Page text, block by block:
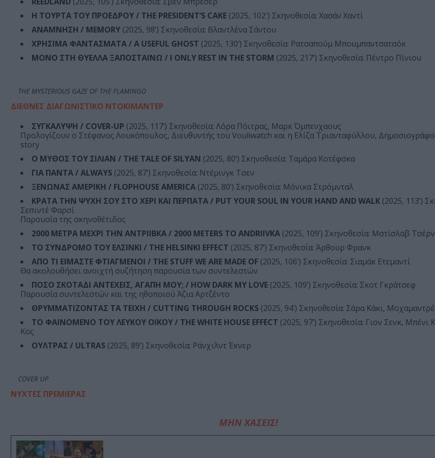
Η ΤΟΥΡΤΑ ΤΟΥ ΠΡΟΕΔΡΟΥ / THE PRESIDENT’S CAKE (2025, 102′) Σκηνοθεσία: Χασάν Χαντί
ΑΝΑΜΝΗΣΗ / MEMORY (2025, 98’) Σκηνοθεσία: Βλαντλένα Σάντου
ΧΡΗΣΙΜΑ ΦΑΝΤΑΣΜΑΤΑ / A USEFUL GHOST (2025, 130’) Σκηνοθεσία: Ρατσαπούμ Μπουμπαντσατσόκ
ΜΟΝΟ ΣΤΗ ΘΥΕΛΛΑ ΞΑΠΟΣΤΑΙΝΩ / I ONLY REST IN THE STORM (2025, 217’) Σκηνοθεσία: Πέντρο Πίνιου
THE MYSTERIOUS GAZE OF THE FLAMINGO
ΔΙΕΘΝΕΣ ΔΙΑΓΩΝΙΣΤΙΚΟ ΝΤΟΚΙΜΑΝΤΕΡ
ΣΥΓΚΑΛΥΨΗ / COVER-UP (2025, 117’) Σκηνοθεσία: Λόρα Πόιτρας, Μαρκ Όμπενχαους
Προλογίζουν ο Στέφανος Λουκόπουλος, Διευθυντής του Vouliwatch και η Ελίζα Τριανταφύλλου,
story
Ο ΜΥΘΟΣ ΤΟΥ ΣΙΛΙΑΝ / THE TALE OF SILYAN (2025, 80’) Σκηνοθεσία: Ταμάρα Κοτέφσκα
ΓΙΑ ΠΑΝΤΑ / ALWAYS (2025, 87’) Σκηνοθεσία: Ντέμινγκ Τσεν
ΞΕΝΩΝΑΣ ΑΜΕΡΙΚΗ / FLOPHOUSE AMERICA (2025, 80’) Σκηνοθεσία: Μόνικα Στρόμνταλ
ΚΡΑΤΑ ΤΗΝ ΨΥΧΗ ΣΟΥ ΣΤΟ ΧΕΡΙ ΚΑΙ ΠΕΡΠΑΤΑ / PUT YOUR SOUL IN YOUR HAND AND WALK (2025, 113’)
Σεπιντέ Φαρσί
Παρουσία της σκηνοθέτιδος
2000 ΜΕΤΡΑ ΜΕΧΡΙ ΤΗΝ ΑΝΤΡΙΙΒΚΑ / 2000 METERS TO ANDRIIVKA (2025, 109’) Σκηνοθεσία: Μστίσλαβ
ΤΟ ΣΥΝΔΡΟΜΟ ΤΟΥ ΕΛΣΙΝΚΙ / THE HELSINKI EFFECT (2025, 87’) Σκηνοθεσία: Άρθουρ Φρανκ
ΑΠΟ ΤΙ ΕΙΜΑΣΤΕ ΦΤΙΑΓΜΕΝΟΙ / THE STUFF WE ARE MADE OF (2025, 106’) Σκηνοθεσία: Σιαμάκ Ετεμαντί
Θα ακολουθήσει ανοιχτή συζήτηση παρουσία των συντελεστών
ΠΟΣΟ ΣΚΟΤΑΔΙ ΑΝΤΕΧΕΙΣ, ΑΓΑΠΗ ΜΟΥ; / HOW DARK MY LOVE (2025, 109’) Σκηνοθεσία: Σκοτ Γκράτσεφ
Παρουσία συντελεστών και της ηθοποιού Άζια Αρτζέντο
ΘΡΥΜΜΑΤΙΖΟΝΤΑΣ ΤΑ ΤΕΙΧΗ / CUTTING THROUGH ROCKS (2025, 94’) Σκηνοθεσία: Σάρα Κάκι,
ΤΟ ΦΑΙΝΟΜΕΝΟ ΤΟΥ ΛΕΥΚΟΥ ΟΙΚΟΥ / THE WHITE HOUSE EFFECT (2025, 97’) Σκηνοθεσία: Γιον Σενκ, Μπένι
Κος
ΟΥΛΤΡΑΣ / ULTRAS (2025, 89’) Σκηνοθεσία: Ράνχιλντ Έκνερ
COVER UP
ΝΥΧΤΕΣ ΠΡΕΜΙΕΡΑΣ
ΜΗΝ ΧΑΣΕΙΣ!